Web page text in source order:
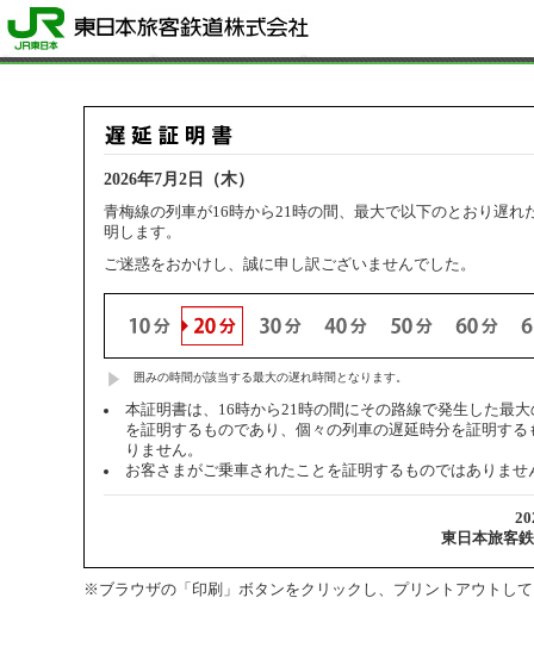
2026年7月2日（木）
青梅線の列車が16時から21時の間、最大で以下のとおり遅れ
明します。
ご迷惑をおかけし、誠に申し訳ございませんでした。
囲みの時間が該当する最大の遅れ時間となります。
本証明書は、16時から21時の間にその路線で発生した最
を証明するものであり、個々の列車の遅延時分を証明する
りません。
お客さまがご乗車されたことを証明するものではありませ
東日本旅客
※ブラウザの「印刷」ボタンをクリックし、プリントアウトし